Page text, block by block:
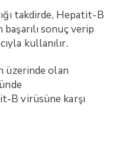
takdirde, Hepatit-B
sonuç verip
kullanılır.
üzerinde olan
B virüsüne karşı